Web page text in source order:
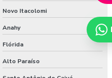
Novo Itacolomi
Anahy
Flórida
Alto Paraíso